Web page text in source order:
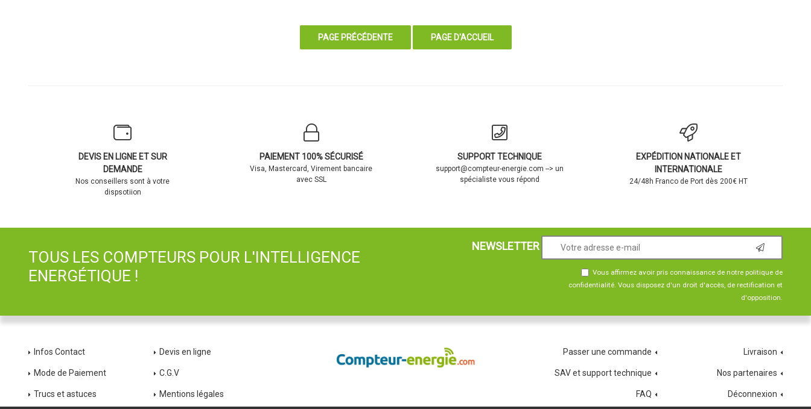
DEVIS EN LIGNE ET SUR
DEMANDE
Nos conseillers sont à votre
dispsotiion
PAIEMENT 100% SÉCURISÉ
Visa, Mastercard, Virement bancaire
avec SSL
SUPPORT TECHNIQUE
support@compteur-energie.com --> un
spécialiste vous répond
EXPÉDITION NATIONALE ET
INTERNATIONALE
24/48h Franco de Port dès 200€ HT
TOUS LES COMPTEURS POUR L'INTELLIGENCE
ENERGÉTIQUE !
NEWSLETTER
Vous affirmez avoir pris connaissance de notre politique de
confidentialité. Vous disposez d'un droit d'accès, de rectification et
d'opposition.
Infos Contact Devis en ligne
Mode de Paiement C.G.V
Trucs et astuces Mentions légales
Passer une commande Livraison
SAV et support technique Nos partenaires
FAQ Déconnexion